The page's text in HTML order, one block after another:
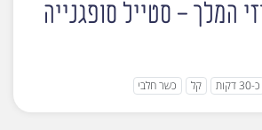
המלך - סטייל סופגנייה
כ-30 דקות קל כשר חלבי